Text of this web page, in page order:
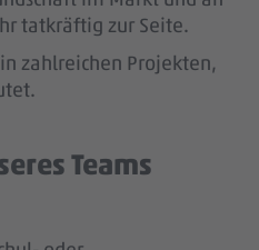
tatkräftig zur Seite.
zahlreichen Projekten,
Teams